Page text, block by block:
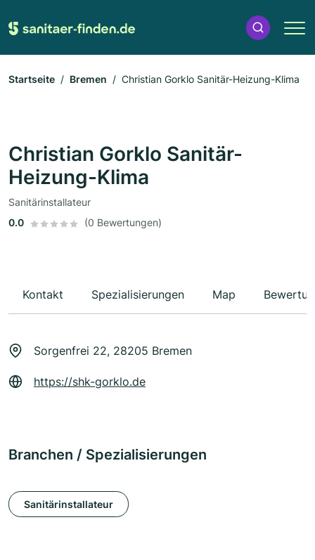
Startseite Bremen Christian Gorklo Sanitär-Heizung-Klima
Christian Gorklo Sanitär-
Heizung-Klima
Sanitärinstallateur
0.0
(0 Bewertungen)
Kontakt Spezialisierungen Map
Sorgenfrei 22, 28205 Bremen
https://shk-gorklo.de
Branchen / Spezialisierungen
Sanitärinstallateur